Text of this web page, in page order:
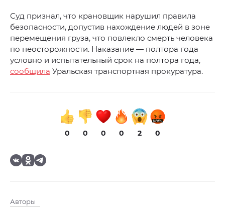
Суд признал, что крановщик нарушил правила
безопасности, допустив нахождение людей в зоне
перемещения груза, что повлекло смерть человека
по неосторожности. Наказание — полтора года
условно и испытательный срок на полтора года,
сообщила Уральская транспортная прокуратура.
0 0 0 0 2 0
Авторы